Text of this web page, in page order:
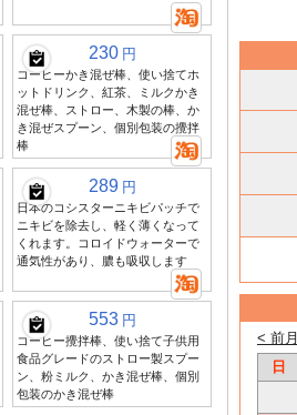
230 円
コーヒーかき混ぜ棒、使い捨てホ
ットドリンク、紅茶、ミルクかき
混ぜ棒、ストロー、木製の棒、か
き混ぜスプーン、個別包装の攪拌
棒
289 円
日本のコシスターニキビパッチで
ニキビを除去し、軽く薄くなって
くれます。コロイドウォーターで
通気性があり、膿も吸収します
553 円
コーヒー攪拌棒、使い捨て子供用
食品グレードのストロー製スプー
ン、粉ミルク、かき混ぜ棒、個別
包装のかき混ぜ棒
< 前月
日